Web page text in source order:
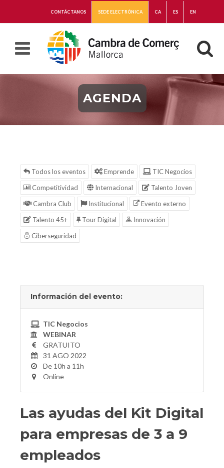
CONTÁCTANOS SEDE ELECTRÓNICA CA ES EN
AGENDA
Todos los eventos Emprende
TIC Negocios
Competitividad
Internacional
Talento Joven
Cambra Club
Institucional
Evento externo
Talento 45+
Tour Digital
Innovación
Ciberseguridad
Información del evento:
TIC Negocios
WEBINAR
GRATUITO
31 AGO 2022
De 10h a 11h
Online
Las ayudas del Kit Digital
para empresas de 3 a 9
empleados